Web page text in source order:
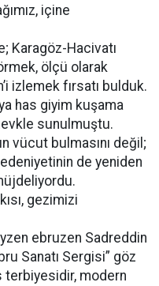
içine
Karagöz-Hacivatı
ölçü olarak
izlemek fırsatı bulduk.
has giyim kuşama
sunulmuştu.
vücut bulmasını değil;
de yeniden
gezimizi
ebruzen Sadreddin
Sanatı Sergisi” göz
terbiyesidir, modern